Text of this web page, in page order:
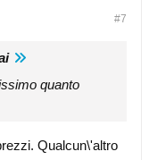
#7
quanto
Qualcun\'altro